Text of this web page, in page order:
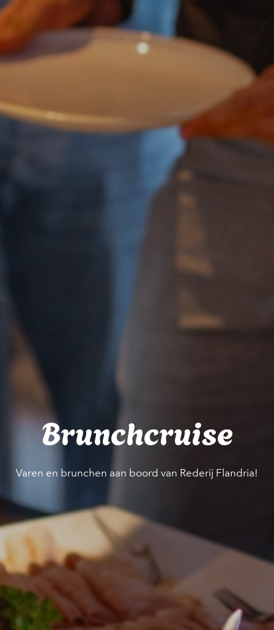
Brunchcruise
Varen en brunchen aan boord van Rederij Flandria!